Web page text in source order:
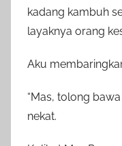
kadang kambuh
layaknya orang
Aku
“Mas, tolong
nekat.